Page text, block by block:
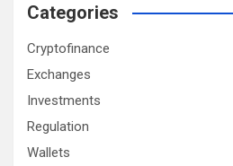
Categories
Cryptofinance
Exchanges
Investments
Regulation
Wallets